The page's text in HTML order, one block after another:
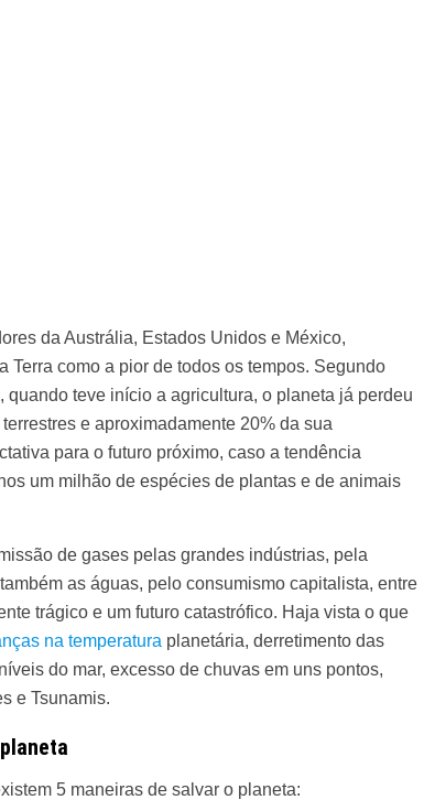
da Austrália, Estados Unidos e México,
Terra como a pior de todos os tempos. Segundo
quando teve início a agricultura, o planeta já perdeu
e aproximadamente 20% da sua
para o futuro próximo, caso a tendência
um milhão de espécies de plantas e de animais
de gases pelas grandes indústrias, pela
as águas, pelo consumismo capitalista, entre
trágico e um futuro catastrófico. Haja vista o que
na temperatura planetária, derretimento das
do mar, excesso de chuvas em uns pontos,
e Tsunamis.
5 maneiras de salvar o planeta: